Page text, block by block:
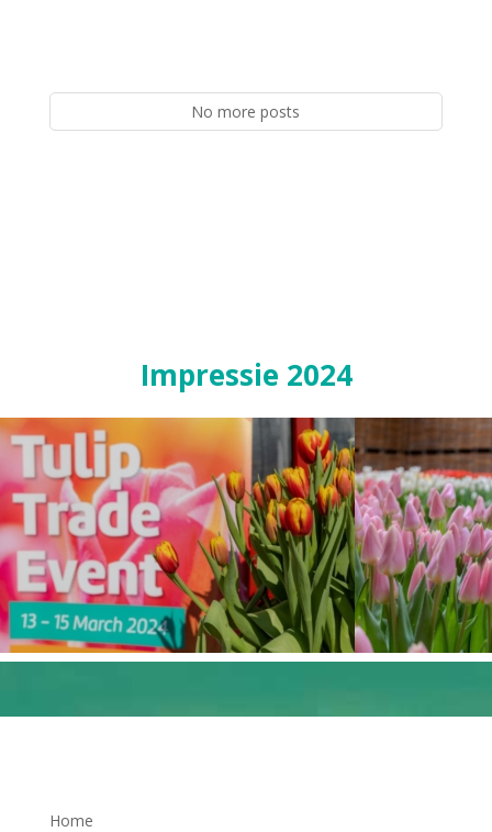
No more posts
Impressie 2024
Home